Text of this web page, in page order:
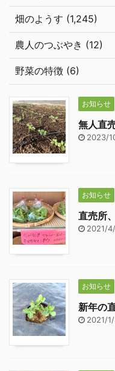
畑のようす (1,245)
農人のつぶやき (12)
野菜の特徴 (6)
お知らせ
無人直
2023/
お知らせ
直売所
2021/
お知らせ
新年の
2021/